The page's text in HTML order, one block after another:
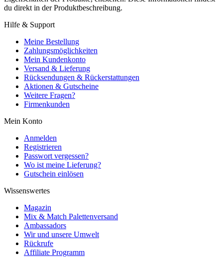
du direkt in der Produktbeschreibung.
Hilfe & Support
Meine Bestellung
Zahlungsmöglichkeiten
Mein Kundenkonto
Versand & Lieferung
Rücksendungen & Rückerstattungen
Aktionen & Gutscheine
Weitere Fragen?
Firmenkunden
Mein Konto
Anmelden
Registrieren
Passwort vergessen?
Wo ist meine Lieferung?
Gutschein einlösen
Wissenswertes
Magazin
Mix & Match Palettenversand
Ambassadors
Wir und unsere Umwelt
Rückrufe
Affiliate Programm